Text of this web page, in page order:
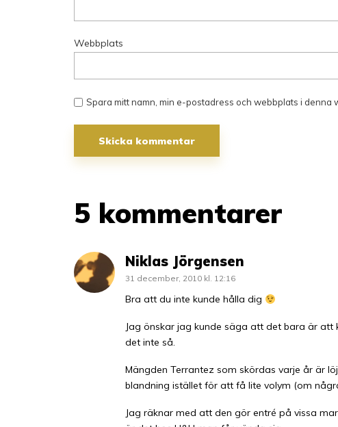
Webbplats
Spara mitt namn, min e-postadress och webbplats i denna
5 kommentarer
Niklas Jörgensen
31 december, 2010 kl. 12:16
Bra att du inte kunde hålla dig
Jag önskar jag kunde säga att det bara är
det inte så.
Mängden Terrantez som skördas varje år är
blandning istället för att få lite volym (om
Jag räknar med att den gör entré på vissa